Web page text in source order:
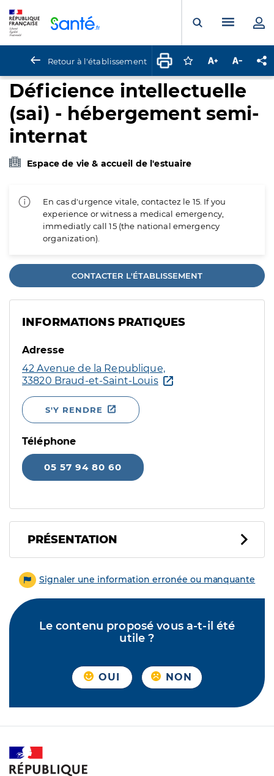
Ouvrir laMenu
Retour à l'établissement Connectez-vous
Augmenter la
Déficience intellectuelle
(sai) - hébergement semi-
internat
Espace de vie & accueil de l'estuaire
En cas d'urgence vitale, contactez le 15. If you
experience or witness a medical emergency,
immediatly call 15 (the national emergency
organization).
CONTACTER L'ÉTABLISSEMENT
INFORMATIONS PRATIQUES
Adresse
42 Avenue de la Republique,
33820 Braud-et-Saint-Louis
S'Y RENDRE
Téléphone
05 57 94 80 60
PRÉSENTATION
Signaler une information erronée ou manquante
Le contenu proposé vous a-t-il été
utile ?
OUI NON